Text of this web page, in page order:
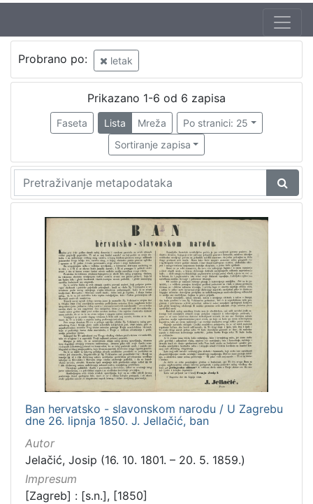
Jezik
hrvatski
Nakladnička
cjelina
Grafička građa
Probrano po: letak
Prikazano 1-6 od 6 zapisa
Faseta Lista Mreža
Po stranici: 25
Sortiranje zapisa
Ban hervatsko - slavonskom narodu / U Zagrebu
dne 26. lipnja 1850. J. Jellačić, ban
Autor
Jelačić, Josip (16. 10. 1801. – 20. 5. 1859.)
Impresum
[Zagreb] : [s.n.], [1850]